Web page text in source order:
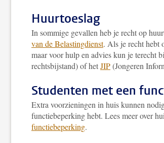
Huurtoeslag
In sommige gevallen heb je recht op
van de Belastingdienst. Als je recht hebt
maar voor hulp en advies kun je terecht
rechtsbijstand) of hetJIP(Jongeren
Studenten met een
Extra voorzieningen in huis kunnen
functiebeperking hebt. Lees meer over
functiebeperking.